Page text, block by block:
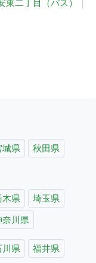
東二丁目（バス）
城県
秋田県
木県
埼玉県
奈川県
川県
福井県